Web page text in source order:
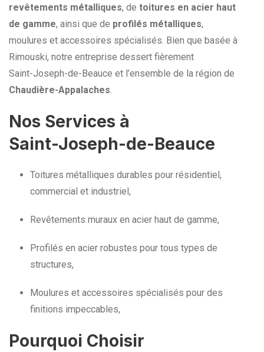
revêtements métalliques, de toitures en acier haut
de gamme, ainsi que de profilés métalliques,
moulures et accessoires spécialisés. Bien que basée à
Rimouski, notre entreprise dessert fièrement
Saint-Joseph-de-Beauce et l’ensemble de la région de
Chaudière-Appalaches.
Nos Services à
Saint-Joseph-de-Beauce
Toitures métalliques durables pour résidentiel,
commercial et industriel,
Revêtements muraux en acier haut de gamme,
Profilés en acier robustes pour tous types de
structures,
Moulures et accessoires spécialisés pour des
finitions impeccables,
Pourquoi Choisir